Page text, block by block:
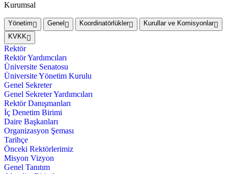
Kurumsal
Yönetim Genel Koordinatörlükler
Kurullar ve Komisyonlar
KVKK
Rektör
Rektör Yardımcıları
Üniversite Senatosu
Üniversite Yönetim Kurulu
Genel Sekreter
Genel Sekreter Yardımcıları
Rektör Danışmanları
İç Denetim Birimi
Daire Başkanları
Organizasyon Şeması
Tarihçe
Önceki Rektörlerimiz
Misyon Vizyon
Genel Tanıtım